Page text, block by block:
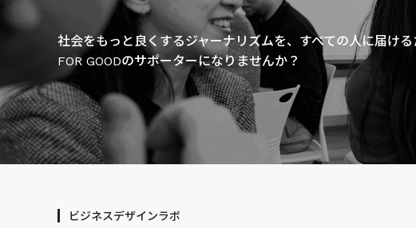
社会をもっと良くするジャーナリズムを、すべての人に届け
FOR GOODのサポーターになりませんか？
ビジネスデザインラボ